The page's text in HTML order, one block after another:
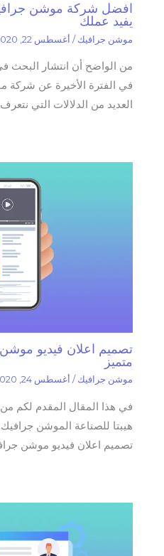
افضل شركة موشن جرافيك
يفيد عملك
موشن جرافيك / أغسطس 22, 2020
من الواضح أن انتشار البحث
في الفترة الأخيرة عن شركة
العديد من الدلالات التي
تصميم اعلان فيديو
متميز
موشن جرافيك / أغسطس 24, 2020
في هذا المقال المقدم لكم
هيبتا للصناعة الموشن
تصميم اعلان فيديو موشن